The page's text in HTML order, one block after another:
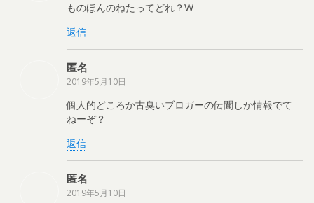
ものほんのねたってどれ？W
返信
匿名
2019年5月10日
個人的どころか古臭いブロガーの伝聞しか情報でて
ねーぞ？
返信
匿名
2019年5月10日